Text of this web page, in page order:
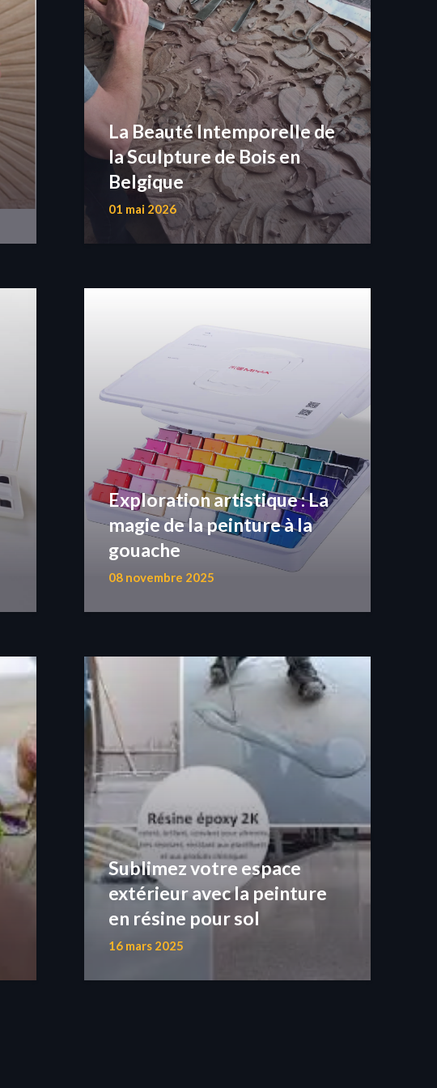
La Beauté Intemporelle de
la Sculpture de Bois en
Belgique
01 mai 2026
Exploration artistique : La
magie de la peinture à la
gouache
08 novembre 2025
Sublimez votre espace
extérieur avec la peinture
en résine pour sol
16 mars 2025